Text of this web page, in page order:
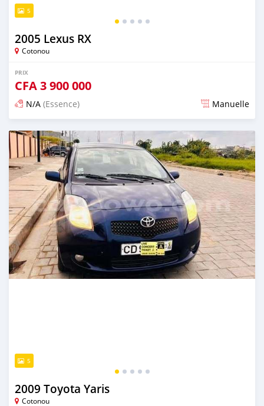
5
2005 Lexus RX
Cotonou
PRIX
CFA3 900 000
N/A (Essence) Manuelle
Publié il y a 4 jours
5
2009 Toyota Yaris
Cotonou